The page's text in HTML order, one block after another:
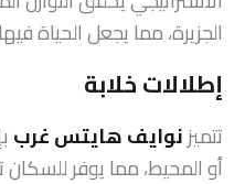
الجزيرة، مما يجعل الحياة
إطلالات خلابة
تتميزنوايف هايتس غرب
أو المحيط، مما يوفر